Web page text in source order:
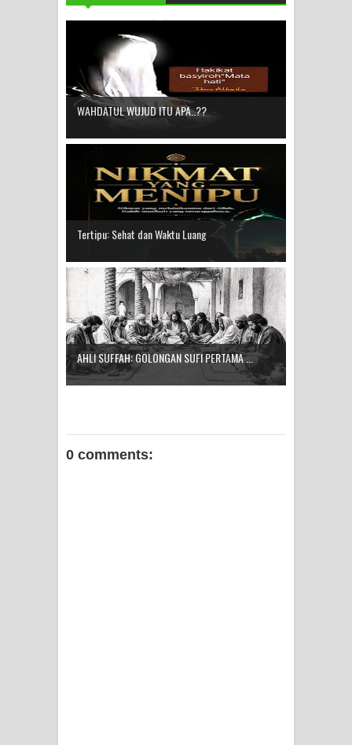
WAHDATUL WUJUD ITU APA..??
Tertipu: Sehat dan Waktu Luang
AHLI SUFFAH: GOLONGAN SUFI PERTAMA ...
0 comments: